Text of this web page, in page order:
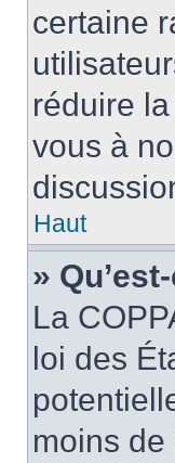
certaine
réduire
vous à
Haut
»
La
loi des
moins